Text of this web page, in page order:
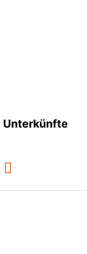
Unterkünfte